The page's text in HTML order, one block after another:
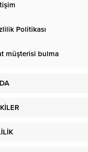
Politikası
müşterisi bulma